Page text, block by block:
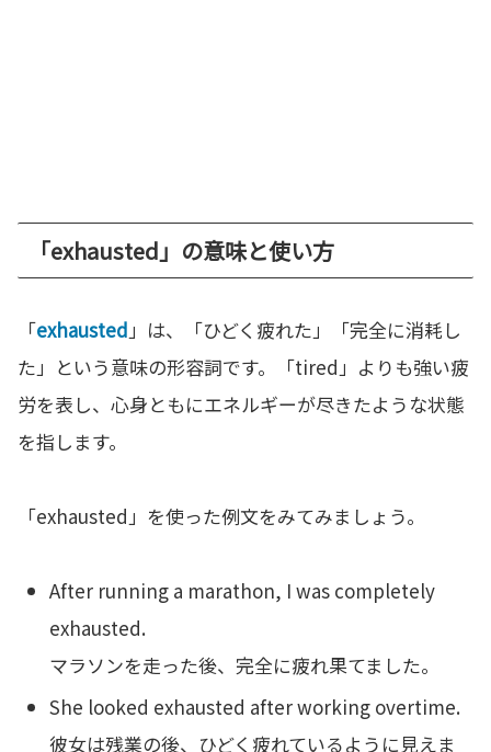
「exhausted」の意味と使い方
「exhausted」は、「ひどく疲れた」「完全に消耗し
た」という意味の形容詞です。「tired」よりも強い疲
労を表し、心身ともにエネルギーが尽きたような状態
を指します。
「exhausted」を使った例文をみてみましょう。
After running a marathon, I was completely
exhausted.
マラソンを走った後、完全に疲れ果てました。
She looked exhausted after working overtime.
彼女は残業の後、ひどく疲れているように見えま